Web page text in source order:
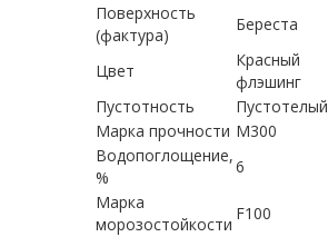
Поверхность
(фактура)
Береста
Цвет
Красный
флэшинг
Пустотность
Пустотелый
Марка прочности М300
Водопоглощение,
%
6
Марка
морозостойкости
F100